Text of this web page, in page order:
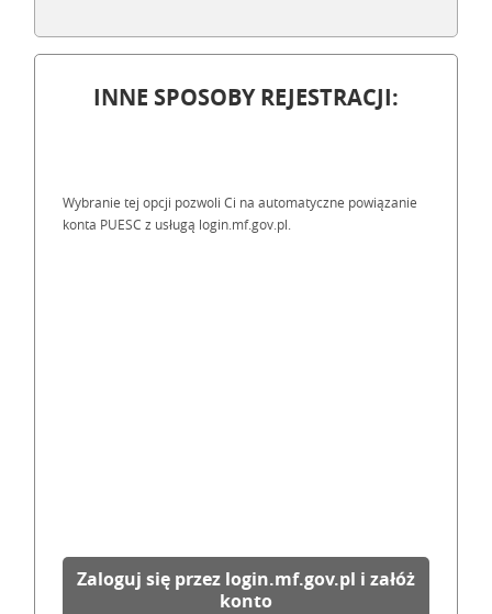
INNE SPOSOBY REJESTRACJI:
Wybranie tej opcji pozwoli Ci na automatyczne powiązanie
konta PUESC z usługą login.mf.gov.pl.
Zaloguj się przez login.mf.gov.pl i załóż
konto